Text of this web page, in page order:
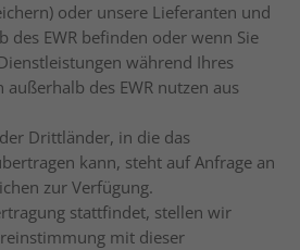
oder unsere Lieferanten und
des EWR befinden oder wenn Sie
während Ihres
des EWR nutzen aus
Drittländer, in die das
kann, steht auf Anfrage an
zur Verfügung.
stattfindet, stellen wir
mit dieser